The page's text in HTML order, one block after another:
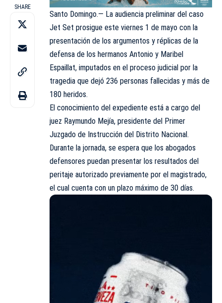
SHARE
Santo Domingo.— La audiencia preliminar del caso
Jet Set prosigue este viernes 1 de mayo con la
presentación de los argumentos y réplicas de la
defensa de los hermanos Antonio y Maribel
Espaillat, imputados en el proceso judicial por la
tragedia que dejó 236 personas fallecidas y más de
180 heridos.
El conocimiento del expediente está a cargo del
juez Raymundo Mejía, presidente del Primer
Juzgado de Instrucción del Distrito Nacional.
Durante la jornada, se espera que los abogados
defensores puedan presentar los resultados del
peritaje autorizado previamente por el magistrado,
el cual cuenta con un plazo máximo de 30 días.